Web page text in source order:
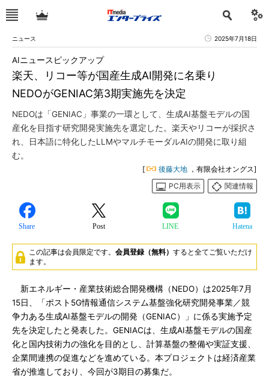
ニュース 2025年7月18日
楽天、リコー等が国産生成AI開発に名乗り
NEDOがGENIAC第3期実施先を決定
AIニュースピックアップ
NEDOは「GENIAC」事業の一環として、生成AI基盤モデルの国
産化を目指す研究開発実施先を選定した。楽天やリコーが採択さ
れ、日本語に特化したLLMやマルチモーダルAIの開発に取り組
む。
[ 後藤大地 ，有限会社オングス]
PC用表示
関連情報
Share Post LINE Hatena
この記事は会員限定です。 会員登録（無料） すると全てご覧いただけ
ます。
新エネルギー・産業技術総合開発機構（NEDO）は2025年7月
15日、「ポスト5G情報通信システム基盤強化研究開発事業／競
争力ある生成AI基盤モデルの開発（GENIAC）」に係る実施予定
先を決定したと発表した。GENIACは、生成AI基盤モデルの国産
化と国内技術力の強化を目的とし、計算基盤の整備や実証支援、
企業間連携の促進などを進めている。本プロジェクトは経済産業
省が推進しており、今回が3期目の募集だ。